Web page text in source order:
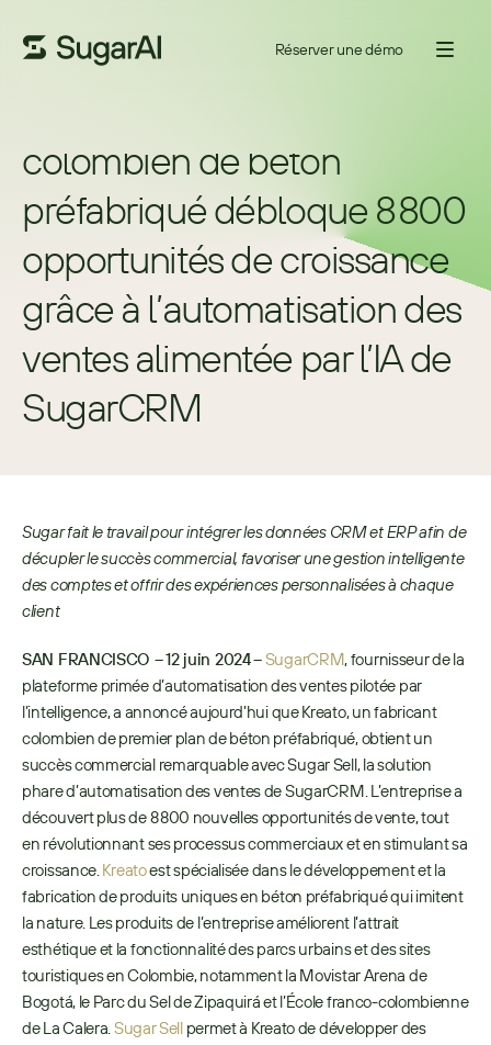
Réserver une démo
colombien de béton
préfabriqué débloque 8 800
opportunités de croissance
grâce à l’automatisation des
ventes alimentée par l’IA de
SugarCRM
Sugar fait le travail pour intégrer les données CRM et ERP afin de
décupler le succès commercial, favoriser une gestion intelligente
des comptes et offrir des expériences personnalisées à chaque
client
SAN FRANCISCO –12 juin 2024–SugarCRM, fournisseur de la
plateforme primée d’automatisation des ventes pilotée par
l’intelligence, a annoncé aujourd’hui que Kreato, un fabricant
colombien de premier plan de béton préfabriqué, obtient un
succès commercial remarquable avec Sugar Sell, la solution
phare d’automatisation des ventes de SugarCRM. L’entreprise a
découvert plus de 8 800 nouvelles opportunités de vente, tout
en révolutionnant ses processus commerciaux et en stimulant sa
croissance. Kreato est spécialisée dans le développement et la
fabrication de produits uniques en béton préfabriqué qui imitent
la nature. Les produits de l’entreprise améliorent l’attrait
esthétique et la fonctionnalité des parcs urbains et des sites
touristiques en Colombie, notamment la Movistar Arena de
Bogotá, le Parc du Sel de Zipaquirá et l’École franco-colombienne
de La Calera. Sugar Sell permet à Kreato de développer des